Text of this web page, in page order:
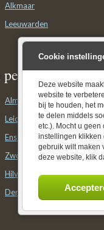
Alkmaar
Leeuwarden
plaats
Almere
Leiden
Enschede
Zwolle
Hilversum
Den Bosch
Cookie
Deze website
website te
bij te houden, het
te delen middels
etc.). Mocht u
instellingen klikken
gebruik wilt maken
deze website, klik